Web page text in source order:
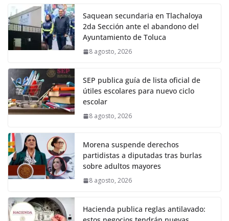
Saquean secundaria en Tlachaloya
2da Sección ante el abandono del
Ayuntamiento de Toluca
8 agosto, 2026
SEP publica guía de lista oficial de
útiles escolares para nuevo ciclo
escolar
8 agosto, 2026
Morena suspende derechos
partidistas a diputadas tras burlas
sobre adultos mayores
8 agosto, 2026
Hacienda publica reglas antilavado: